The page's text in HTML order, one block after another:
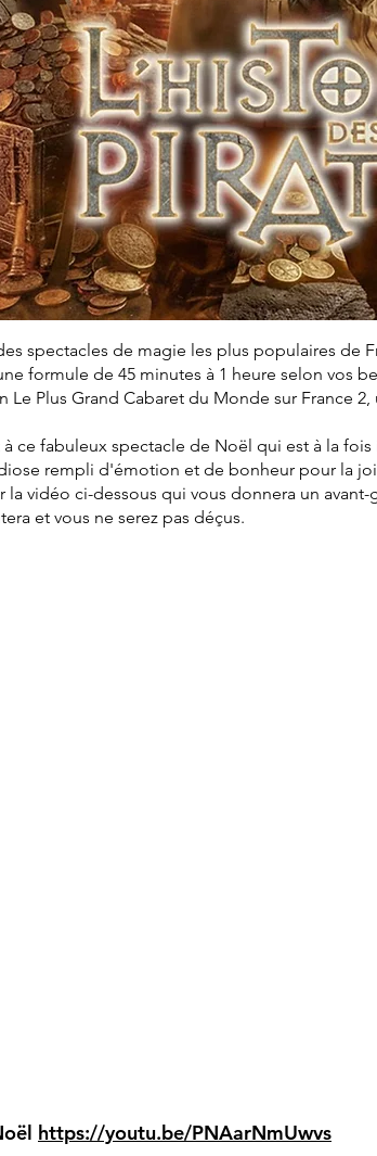
spectacles de magie les plus populaires de
formule de 45 minutes à 1 heure selon vos
Le Plus Grand Cabaret du Monde sur France
ce fabuleux spectacle de Noël qui est à la
rempli d'émotion et de bonheur pour la
la vidéo ci-dessous qui vous donnera un
et vous ne serez pas déçus.
https://youtu.be/PNAarNmUwvs